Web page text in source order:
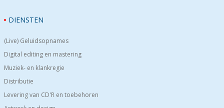
DIENSTEN
(Live) Geluidsopnames
Digital editing en mastering
Muziek- en klankregie
Distributie
Levering van CD'R en toebehoren